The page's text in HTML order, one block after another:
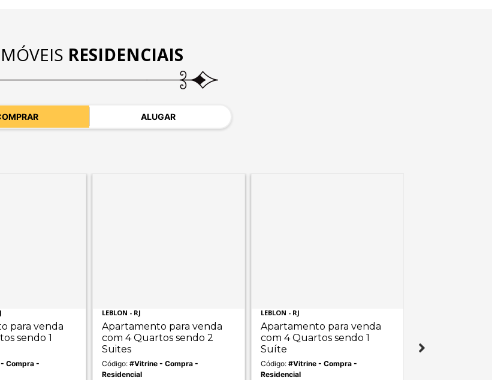
RESIDENCIAIS
ALUGAR
para venda
sendo 1
Compra -
LEBLON - RJ
Apartamento para venda
com 4 Quartos sendo 2
Suites
Código: #Vitrine - Compra -
Residencial
LEBLON - RJ
Apartamento para venda
com 4 Quartos sendo 1
Suíte
Código: #Vitrine - Compra -
Residencial
Suites